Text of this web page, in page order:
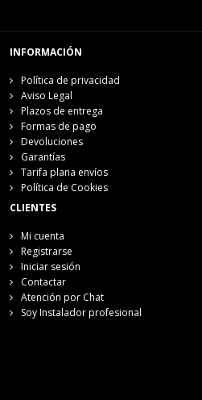
INFORMACIÓN
Política de privacidad
Aviso Legal
Plazos de entrega
Formas de pago
Devoluciones
Garantías
Tarifa plana envíos
Política de Cookies
CLIENTES
Mi cuenta
Registrarse
Iniciar sesión
Contactar
Atención por Chat
Soy Instalador profesional